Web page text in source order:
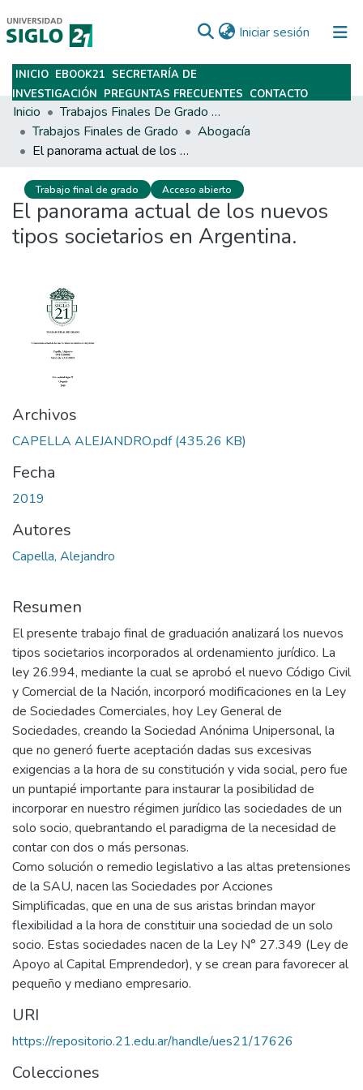
Iniciar sesión (current)
Subir
INICIO EBOOK21 SECRETARÍA DE
INVESTIGACIÓN PREGUNTAS FRECUENTES CONTACTO
Inicio
Trabajos Finales De Grado Y Posgrado
Trabajos Finales de Grado
Abogacía
El panorama actual de los nuevos tipos societarios en Argentina.
Trabajo final de grado Acceso abierto
El panorama actual de los nuevos
tipos societarios en Argentina.
Archivos
CAPELLA ALEJANDRO.pdf(435.26 KB)
Fecha
2019
Autores
Capella, Alejandro
Resumen
El presente trabajo final de graduación analizará los nuevos
tipos societarios incorporados al ordenamiento jurídico. La
ley 26.994, mediante la cual se aprobó el nuevo Código Civil
y Comercial de la Nación, incorporó modificaciones en la Ley
de Sociedades Comerciales, hoy Ley General de
Sociedades, creando la Sociedad Anónima Unipersonal, la
que no generó fuerte aceptación dadas sus excesivas
exigencias a la hora de su constitución y vida social, pero fue
un puntapié importante para instaurar la posibilidad de
incorporar en nuestro régimen jurídico las sociedades de un
solo socio, quebrantando el paradigma de la necesidad de
contar con dos o más personas.
Como solución o remedio legislativo a las altas pretensiones
de la SAU, nacen las Sociedades por Acciones
Simplificadas, que en una de sus aristas brindan mayor
flexibilidad a la hora de constituir una sociedad de un solo
socio. Estas sociedades nacen de la Ley N° 27.349 (Ley de
Apoyo al Capital Emprendedor), y se crean para favorecer al
pequeño y mediano empresario.
URI
https://repositorio.21.edu.ar/handle/ues21/17626
Colecciones